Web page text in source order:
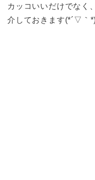
カッコいいだけでなく
介しておきます(*´▽｀